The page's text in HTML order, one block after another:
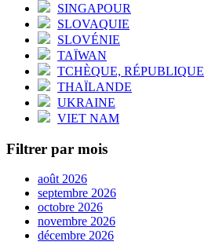
SINGAPOUR
SLOVAQUIE
SLOVÉNIE
TAÏWAN
TCHÈQUE, RÉPUBLIQUE
THAÏLANDE
UKRAINE
VIET NAM
Filtrer par mois
août 2026
septembre 2026
octobre 2026
novembre 2026
décembre 2026